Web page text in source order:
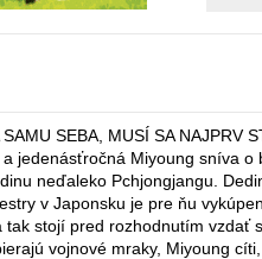
SEBA, MUSÍ SA NAJPRV
jedenásťročná Miyoung sníva
neďaleko Pchjongjangu.
v Japonsku je pre ňu
tak stojí pred rozhodnutím vzdať
vojnové mraky, Miyoung